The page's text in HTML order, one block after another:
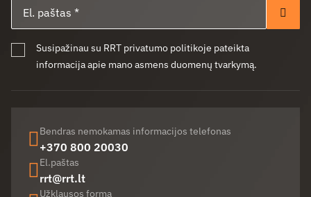
Susipažinau su RRT privatumo politikoje pateikta
informacija apie mano asmens duomenų tvarkymą.
Bendras nemokamas informacijos telefonas
+370 800 20030
El.paštas
rrt@rrt.lt
Užklausos forma